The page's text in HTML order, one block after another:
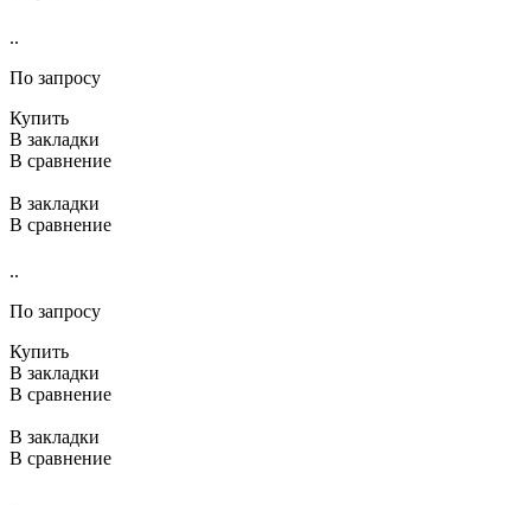
..
По запросу
Купить
В закладки
В сравнение
В закладки
В сравнение
..
По запросу
Купить
В закладки
В сравнение
В закладки
В сравнение